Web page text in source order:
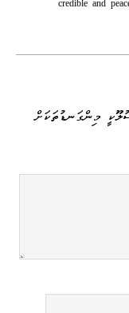
credible and
މިންގަނޑުތަކަށް